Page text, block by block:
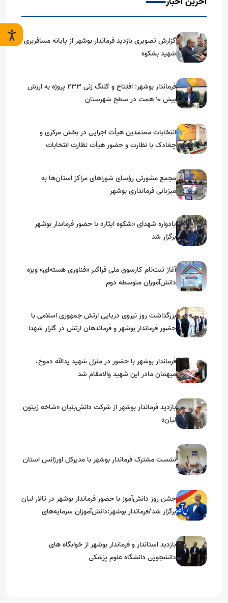
گزارش تصویری بازدید فرماندار بوشهر از پایانه مسافربری
شهید بشکوه
فرماندار بوشهر: افتتاح و کلنگ زنی ۲۳۳ پروژه به ارزش
بیش ۱۰ همت در سطح شهرستان
انتخابات معتمدین هیأت اجرایی در بخش مرکزی و
چغادک با نظارت و حضور هیأت نظارت انتخابات
مجمع مشورتی رؤسای شوراهای مراکز استان‌ها به
میزبانی فرمانداری بوشهر
یادواره شهدای «شکوه ایثار» با حضور فرماندار بوشهر
برگزار شد
آغاز ثبت‌نام کارسوق ملی فراگیر «فناوری هسته‌ای» ویژه
دانش‌آموزان متوسطه دوم
بزرگداشت روز نیروی دریایی ارتش جمهوری اسلامی با
حضور فرماندار بوشهر و فرماندهان ارتش در گلزار شهدا
فرماندار بوشهر با حضور در منزل شهید یدالله دموخ،
میهمان مادر این شهید والامقام شد
بازدید فرماندار بوشهر از شرکت دانش‌بنیان «شاخه زیتون
لیان»
نشست مشترک فرماندار بوشهر با مدیرکل اورژانس استان
جشن روز دانش‌آموز با حضور فرماندار بوشهر در تالار لیان
برگزار شد/فرماندار بوشهر:دانش‌آموزان سرمایه‌های
بازدید استاندار و فرماندار بوشهر از خوابگاه های
دانشجویی دانشگاه علوم پزشکی